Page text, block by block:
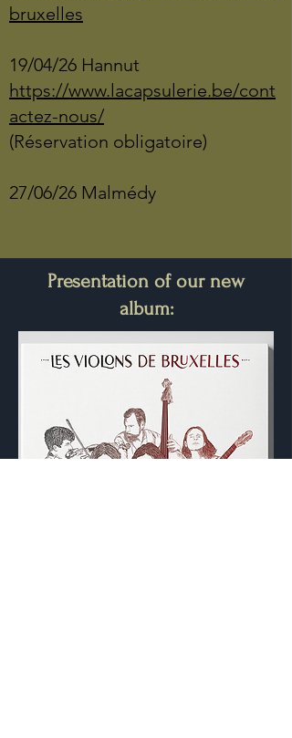
bruxelles
19/04/26 Hannut
https://www.lacapsulerie.be/cont
actez-nous/
(Réservation obligatoire)
27/06/26 Malmédy
Presentation of our new
album: